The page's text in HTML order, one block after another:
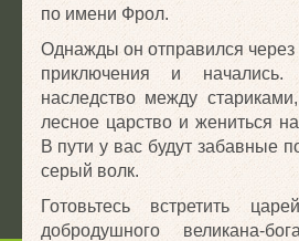
по имени Фрол.
Однажды он отправился через
приключения и начались.
наследство между
лесное царство и жениться
В пути у вас будут забавные
серый волк.
Готовьтесь встретить
добродушного великана-